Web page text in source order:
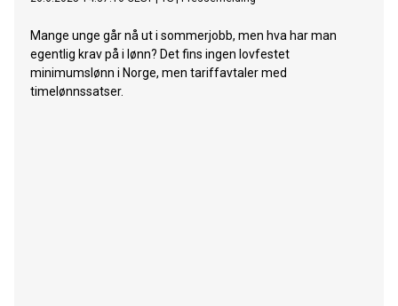
Mange unge går nå ut i sommerjobb, men hva har man
egentlig krav på i lønn? Det fins ingen lovfestet
minimumslønn i Norge, men tariffavtaler med
timelønnssatser.